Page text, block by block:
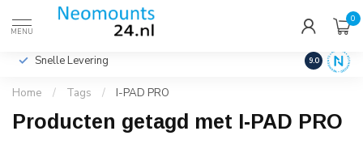
MENU
0
Incl. btw
Snelle Levering Hoge
9.0
Home / Tags / I-PAD PRO
Producten getagd met I-PAD PRO